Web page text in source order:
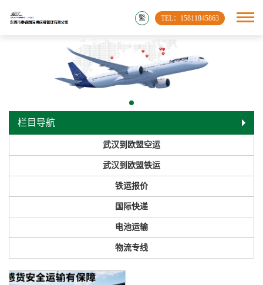
TEL：15811845863
繁
栏目导航
武汉到欧盟空运
武汉到欧盟铁运
铁运报价
国际快递
电池运输
物流专线